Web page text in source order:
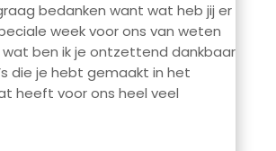
bedanken want wat heb jij er
week voor ons van weten
wat ben ik je ontzettend dankbaar
die je hebt gemaakt in het
heeft voor ons heel veel